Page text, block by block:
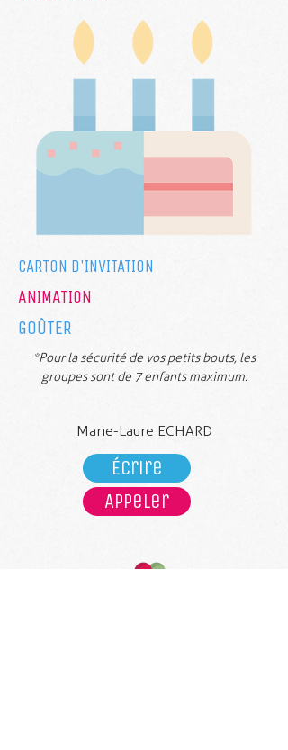
CARTON D'INVITATION
ANIMATION
GOÛTER
*Pour la sécurité de vos petits bouts, les
groupes sont de 7 enfants maximum.
Marie-Laure ECHARD
Écrire
Appeler